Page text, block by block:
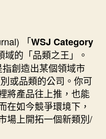
「WSJ Category
域的「品類之王」。
創造出某個領域市
或品類的公司。你可
將產品往上推，也能
在如今競爭環境下，
場上開拓一個新類別/